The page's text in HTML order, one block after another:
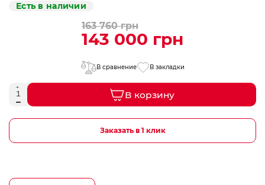
Есть в наличии
163 760 грн
143 000 грн
В сравнение В закладки
В корзину
Заказать в 1 клик